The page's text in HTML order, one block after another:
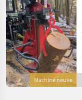
Machine neuve